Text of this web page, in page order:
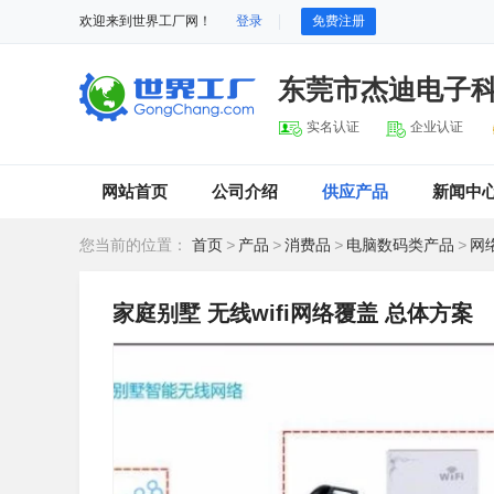
欢迎来到世界工厂网！ 登录 免费注册
东莞市杰迪电子
实名认证 企业认证
网站首页 公司介绍 供应产品 新闻中
您当前的位置： 首页 > 产品 >消费品 > 电脑数码类产品 > 网
家庭别墅 无线wifi网络覆盖 总体方案